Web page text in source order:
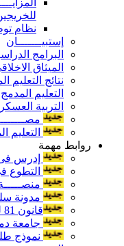
نظام
إستبيـــــــان
البرامج
الميثاق
نتائج التعليم
التعليم المدمج
التربية
التعليم
روابط مهمة
إدرس فى
التطوع
منصـــــة
مدونة
قانون 81 لسنة 2016 " الخدمة المدنيــة "
جامعة
نموذج